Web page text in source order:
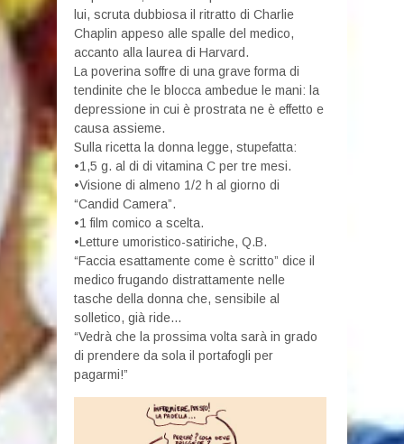
lui, scruta dubbiosa il ritratto di Charlie
Chaplin appeso alle spalle del medico,
accanto alla laurea di Harvard.
La poverina soffre di una grave forma di
tendinite che le blocca ambedue le mani: la
depressione in cui è prostrata ne è effetto e
causa assieme.
Sulla ricetta la donna legge, stupefatta:
•1,5 g. al di di vitamina C per tre mesi.
•Visione di almeno 1/2 h al giorno di
“Candid Camera”.
•1 film comico a scelta.
•Letture umoristico-satiriche, Q.B.
“Faccia esattamente come è scritto” dice il
medico frugando distrattamente nelle
tasche della donna che, sensibile al
solletico, già ride…
“Vedrà che la prossima volta sarà in grado
di prendere da sola il portafogli per
pagarmi!”